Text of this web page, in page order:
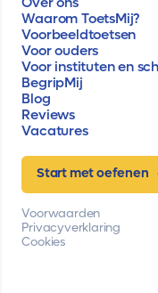
Waarom ToetsMij?
Voorbeeldtoetsen
Voor ouders
Voor instituten en
BegripMij
Blog
Reviews
Vacatures
Start met oefenen
Voorwaarden
Privacyverklaring
Cookies